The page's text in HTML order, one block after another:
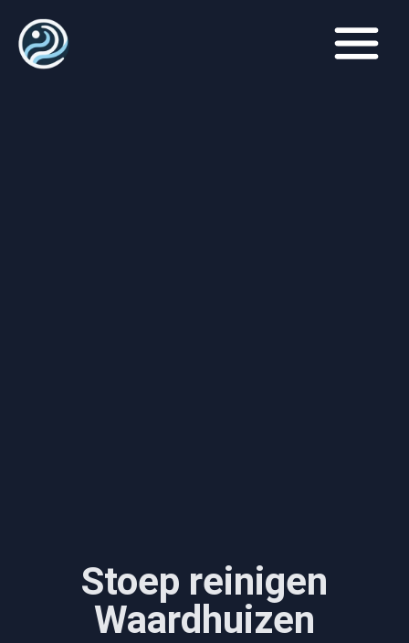
Stoep reinigen
Waardhuizen